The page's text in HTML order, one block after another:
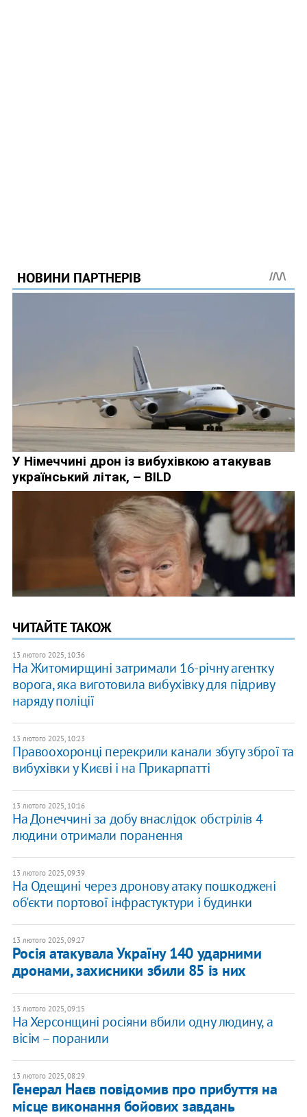
ЧИТАЙТЕ ТАКОЖ
13 лютого 2025, 10:36
На Житомирщині затримали 16-річну агентку
ворога, яка виготовила вибухівку для підриву
наряду поліції
13 лютого 2025, 10:23
Правоохоронці перекрили канали збуту зброї та
вибухівки у Києві і на Прикарпатті
13 лютого 2025, 10:16
На Донеччині за добу внаслідок обстрілів 4
людини отримали поранення
13 лютого 2025, 09:39
На Одещині через дронову атаку пошкоджені
об'єкти портової інфрастуктури і будинки
13 лютого 2025, 09:27
Росія атакувала Україну 140 ударними
дронами, захисники збили 85 із них
13 лютого 2025, 09:15
На Херсонщині росіяни вбили одну людину, а
вісім – поранили
13 лютого 2025, 08:29
Генерал Наєв повідомив про прибуття на
місце виконання бойових завдань